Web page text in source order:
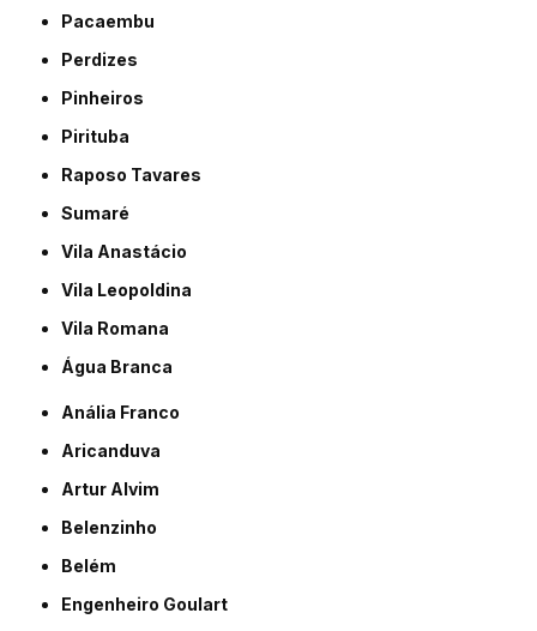
Pacaembu
Perdizes
Pinheiros
Pirituba
Raposo Tavares
Sumaré
Vila Anastácio
Vila Leopoldina
Vila Romana
Água Branca
Anália Franco
Aricanduva
Artur Alvim
Belenzinho
Belém
Engenheiro Goulart